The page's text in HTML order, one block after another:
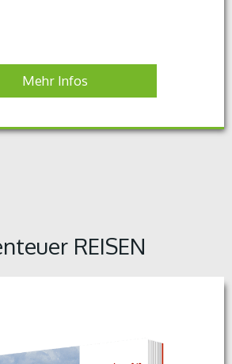
Mehr Infos
REISEN